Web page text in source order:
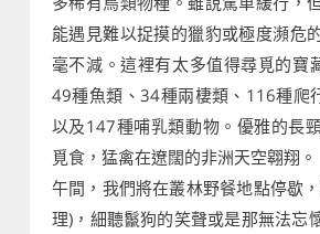
能遇見難以捉摸的獵豹或極度瀕危
毫不減。這裡有太多值得尋覓的寶
49種魚類、34種兩棲類、116種爬
以及147種哺乳類動物。優雅的長
覓食，猛禽在遼闊的非洲天空翱翔。
午間，我們將在叢林野餐地點停歇
理)，細聽鬣狗的笑聲或是那無法忘